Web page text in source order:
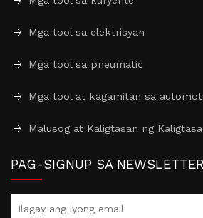
Mga tool sa elektrisyan
Mga tool sa pneumatic
Mga tool at kagamitan sa
Malusog at Kaligtasan ng
PAG-SIGNUP SA NEWSLETTER